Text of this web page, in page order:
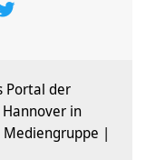
Portal der
in
|